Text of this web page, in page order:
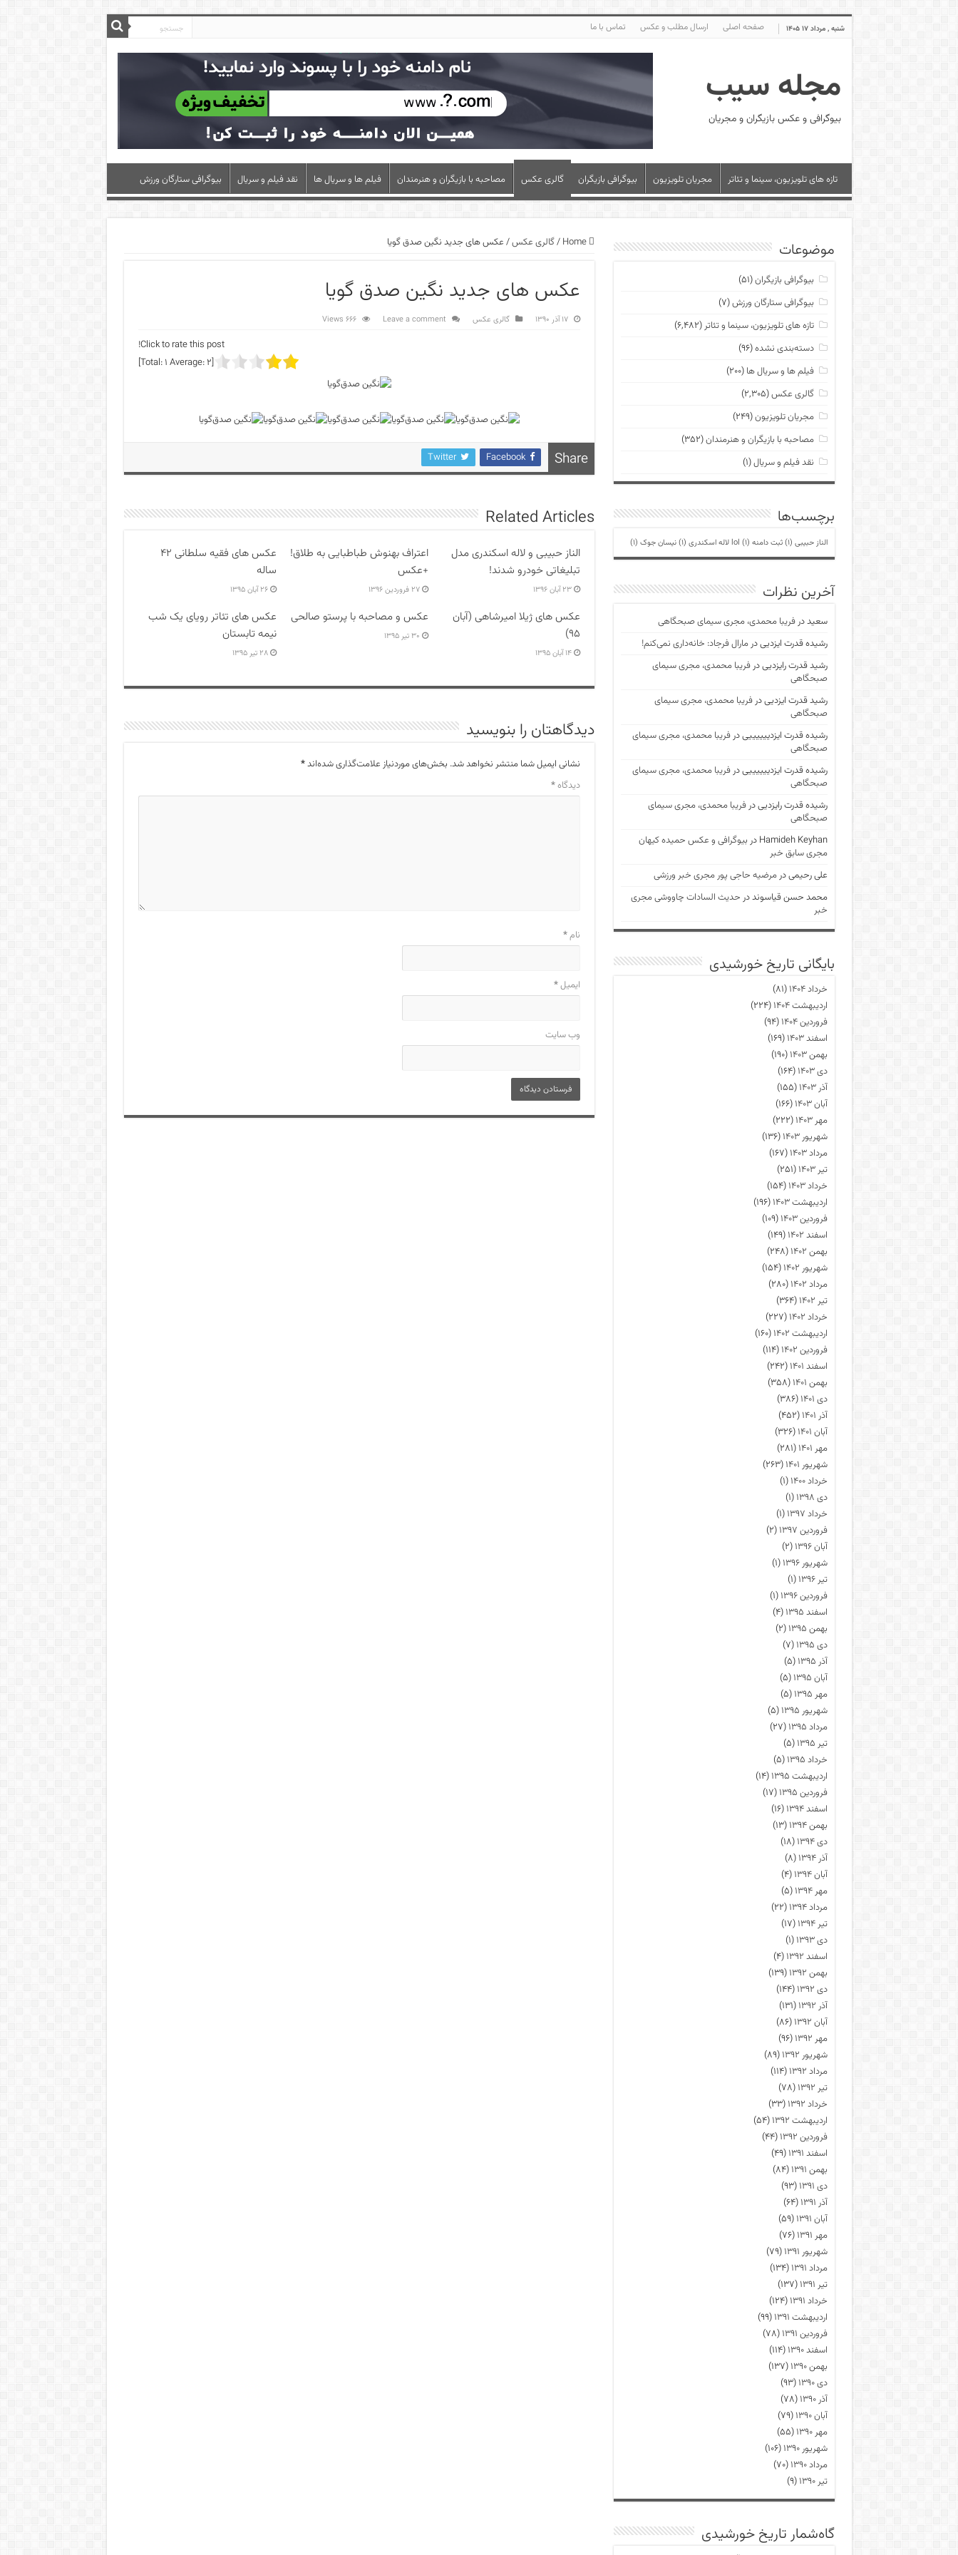
شنبه , مرداد ۱۷ ۱۴۰۵ صفحه اصلی ارسال مطلب و عکس تماس با ما
مجله سیب
بیوگرافی و عکس بازیگران و مجریان
تازه های تلویزیون، سینما و تئاتر مجریان تلویزیون بیوگرافی بازیگران گالری عکس مصاحبه با بازیگران و هنرمندان فیلم ها و سریال ها نقد فیلم و سریال بیوگرافی ستارگان ورزش
Home
/گالری عکس/ عکس های جدید نگین صدق گویا
عکس های جدید نگین صدق گویا
۱۷ آذر ۱۳۹۰ گالری عکس Leave a comment
666 Views
Click to rate this post!
[Total:
1 Average: 2
]
Share
Facebook
Twitter
Related Articles
الناز حبیبی و لاله اسکندری مدل
تبلیغاتی خودرو شدند!
۲۳ آبان ۱۳۹۶
اعتراف بهنوش طباطبایی به طلاق!
+عکس
۲۷ فروردین ۱۳۹۶
عکس های فقیه سلطانی ۴۲
ساله
۲۶ آبان ۱۳۹۵
عکس های ژیلا امیرشاهی (آبان
۹۵)
۱۴ آبان ۱۳۹۵
عکس و مصاحبه با پرستو صالحی
۳۰ تیر ۱۳۹۵
عکس های تئاتر رویای یک شب
نیمه تابستان
۲۸ تیر ۱۳۹۵
دیدگاهتان را بنویسید
نشانی ایمیل شما منتشر نخواهد شد. بخش‌های موردنیاز علامت‌گذاری شده‌اند*
دیدگاه*
نام*
ایمیل*
وب‌ سایت
موضوعات
بیوگرافی بازیگران(۵۱)
بیوگرافی ستارگان ورزش(۷)
تازه های تلویزیون، سینما و تئاتر(۶,۴۸۲)
دسته‌بندی نشده(۹۶)
فیلم ها و سریال ها (۲۰۰)
گالری عکس(۲,۳۰۵)
مجریان تلویزیون(۲۴۹)
مصاحبه با بازیگران و هنرمندان(۳۵۲)
نقد فیلم و سریال(۱)
برچسب‌ها
الناز حبیبی (1) ثبت دامنه lol (1) لاله اسکندری (1) نیسان جوک (1)
آخرین نظرات
سعیددرفریبا محمدی، مجری سیمای صبحگاهی
رشیده قدرت ایزدییدرمارال فرجاد: خانه‌داری نمی‌کنم!
رشید قدرت رایزدییدرفریبا محمدی، مجری سیمای
صبحگاهی
رشید قدرت ایزدییدرفریبا محمدی، مجری سیمای
صبحگاهی
رشیده قدرت ایزدیییییییدرفریبا محمدی، مجری سیمای
صبحگاهی
رشیده قدرت ایزدیییییییدرفریبا محمدی، مجری سیمای
صبحگاهی
رشیده قدرت رایزدییدرفریبا محمدی، مجری سیمای
صبحگاهی
Hamideh Keyhan در بیوگرافی و عکس حمیده کیهان
مجری سابق خبر
علی رحیمیدرمرضیه حاجی پور مجری خبر ورزشی
محمد حسن قیاسونددر حدیث السادات چاووشی مجری
خبر
بایگانی تاریخ خورشیدی
خرداد ۱۴۰۴
(۸۱)
اردیبهشت ۱۴۰۴
(۲۲۴)
فروردین ۱۴۰۴
(۹۴)
اسفند ۱۴۰۳
(۱۶۹)
بهمن ۱۴۰۳
(۱۹۰)
دی ۱۴۰۳
(۱۶۴)
آذر ۱۴۰۳
(۱۵۵)
آبان ۱۴۰۳
(۱۶۶)
مهر ۱۴۰۳
(۲۲۲)
شهریور ۱۴۰۳
(۱۳۶)
مرداد ۱۴۰۳
(۱۶۷)
تیر ۱۴۰۳
(۲۵۱)
خرداد ۱۴۰۳
(۱۵۴)
اردیبهشت ۱۴۰۳
(۱۹۶)
فروردین ۱۴۰۳
(۱۰۹)
اسفند ۱۴۰۲
(۱۴۹)
بهمن ۱۴۰۲
(۲۴۸)
شهریور ۱۴۰۲
(۱۵۴)
مرداد ۱۴۰۲
(۲۸۰)
تیر ۱۴۰۲
(۳۶۴)
خرداد ۱۴۰۲
(۲۲۷)
اردیبهشت ۱۴۰۲
(۱۶۰)
فروردین ۱۴۰۲
(۱۱۴)
اسفند ۱۴۰۱
(۲۴۲)
بهمن ۱۴۰۱
(۳۵۸)
دی ۱۴۰۱
(۳۸۶)
آذر ۱۴۰۱
(۴۵۲)
آبان ۱۴۰۱
(۳۲۶)
مهر ۱۴۰۱
(۲۸۱)
شهریور ۱۴۰۱
(۲۶۳)
خرداد ۱۴۰۰
(۱)
دی ۱۳۹۸
(۱)
خرداد ۱۳۹۷
(۱)
فروردین ۱۳۹۷
(۲)
آبان ۱۳۹۶
(۲)
شهریور ۱۳۹۶
(۱)
تیر ۱۳۹۶
(۱)
فروردین ۱۳۹۶
(۱)
اسفند ۱۳۹۵
(۴)
بهمن ۱۳۹۵
(۲)
دی ۱۳۹۵
(۷)
آذر ۱۳۹۵
(۵)
آبان ۱۳۹۵
(۵)
مهر ۱۳۹۵
(۵)
شهریور ۱۳۹۵
(۵)
مرداد ۱۳۹۵
(۲۷)
تیر ۱۳۹۵
(۵)
خرداد ۱۳۹۵
(۵)
اردیبهشت ۱۳۹۵
(۱۴)
فروردین ۱۳۹۵
(۱۷)
اسفند ۱۳۹۴
(۱۶)
بهمن ۱۳۹۴
(۱۳)
دی ۱۳۹۴
(۱۸)
آذر ۱۳۹۴
(۸)
آبان ۱۳۹۴
(۴)
مهر ۱۳۹۴
(۵)
مرداد ۱۳۹۴
(۲۲)
تیر ۱۳۹۴
(۱۷)
دی ۱۳۹۳
(۱)
اسفند ۱۳۹۲
(۴)
بهمن ۱۳۹۲
(۱۳۹)
دی ۱۳۹۲
(۱۴۴)
آذر ۱۳۹۲
(۱۳۱)
آبان ۱۳۹۲
(۸۶)
مهر ۱۳۹۲
(۹۶)
شهریور ۱۳۹۲
(۸۹)
مرداد ۱۳۹۲
(۱۱۴)
تیر ۱۳۹۲
(۷۸)
خرداد ۱۳۹۲
(۳۳)
اردیبهشت ۱۳۹۲
(۵۴)
فروردین ۱۳۹۲
(۴۴)
اسفند ۱۳۹۱
(۴۹)
بهمن ۱۳۹۱
(۸۴)
دی ۱۳۹۱
(۹۳)
آذر ۱۳۹۱
(۶۴)
آبان ۱۳۹۱
(۵۹)
مهر ۱۳۹۱
(۷۶)
شهریور ۱۳۹۱
(۷۹)
مرداد ۱۳۹۱
(۱۳۴)
تیر ۱۳۹۱
(۱۳۷)
خرداد ۱۳۹۱
(۱۲۴)
اردیبهشت ۱۳۹۱
(۹۹)
فروردین ۱۳۹۱
(۷۸)
اسفند ۱۳۹۰
(۱۱۴)
بهمن ۱۳۹۰
(۱۳۷)
دی ۱۳۹۰
(۹۳)
آذر ۱۳۹۰
(۷۸)
آبان ۱۳۹۰
(۷۹)
مهر ۱۳۹۰
(۵۵)
شهریور ۱۳۹۰
(۱۰۶)
مرداد ۱۳۹۰
(۷۰)
تیر ۱۳۹۰
(۹)
گاه‌شمار تاریخ خورشیدی